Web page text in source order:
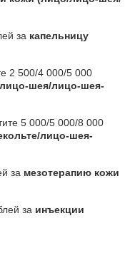
за капельницу
2 500/4 000/5 000
шея/лицо-шея-
5 000/5 000/8 000
лицо-шея-
за мезотерапию кожи
за инъекции